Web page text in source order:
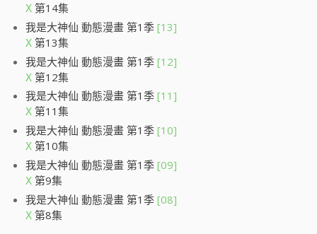
X 第14集
我是大神仙 動態漫畫 第1季 [13]
X 第13集
我是大神仙 動態漫畫 第1季 [12]
X 第12集
我是大神仙 動態漫畫 第1季 [11]
X 第11集
我是大神仙 動態漫畫 第1季 [10]
X 第10集
我是大神仙 動態漫畫 第1季 [09]
X 第9集
我是大神仙 動態漫畫 第1季 [08]
X 第8集